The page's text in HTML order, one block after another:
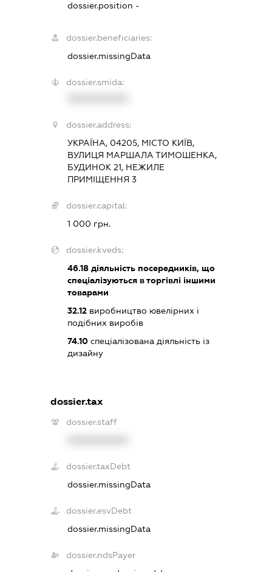
dossier.position -
dossier.beneficiaries:
dossier.missingData
dossier.smida:
dossier.address:
УКРАЇНА, 04205, МІСТО КИЇВ,
ВУЛИЦЯ МАРШАЛА ТИМОШЕНКА,
БУДИНОК 21, НЕЖИЛЕ
ПРИМІЩЕННЯ 3
dossier.capital:
1 000 грн.
dossier.kveds:
46.18 діяльність посередників, що
спеціалізуються в торгівлі іншими
товарами
32.12 виробництво ювелірних і
подібних виробів
74.10 спеціалізована діяльність із
дизайну
dossier.tax
dossier.staff
dossier.taxDebt
dossier.missingData
dossier.esvDebt
dossier.missingData
dossier.ndsPayer